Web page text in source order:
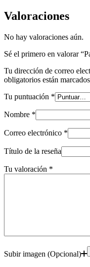
Valoraciones
No hay valoraciones aún.
Sé el primero en valorar
Tu dirección de correo
obligatorios están
Tu puntuación *
Nombre *
Correo electrónico *
Título de la reseña
Tu valoración *
Subir imagen (Opcional)